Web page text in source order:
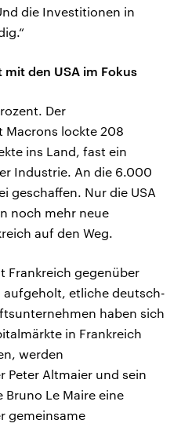
die Investitionen in
den USA im Fokus
Der
Macrons lockte 208
ins Land, fast ein
Industrie. An die 6.000
geschaffen. Nur die USA
noch mehr neue
auf den Weg.
Frankreich gegenüber
etliche deutsch-
haben sich
in Frankreich
werden
Peter Altmaier und sein
Le Maire eine
gemeinsame